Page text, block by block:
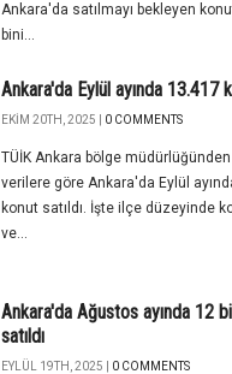
Ankara'da satılmayı bekleyen
bini...
Ankara'da Eylül ayında 13.417
EKIM 20TH, 2025 | 0 COMMENTS
TÜİK Ankara bölge müdürlüğünden
verilere göre Ankara'da Eylül
konut satıldı. İşte ilçe düzeyinde
ve...
Ankara'da Ağustos ayında 12
satıldı
EYLÜL 19TH, 2025 | 0 COMMENTS